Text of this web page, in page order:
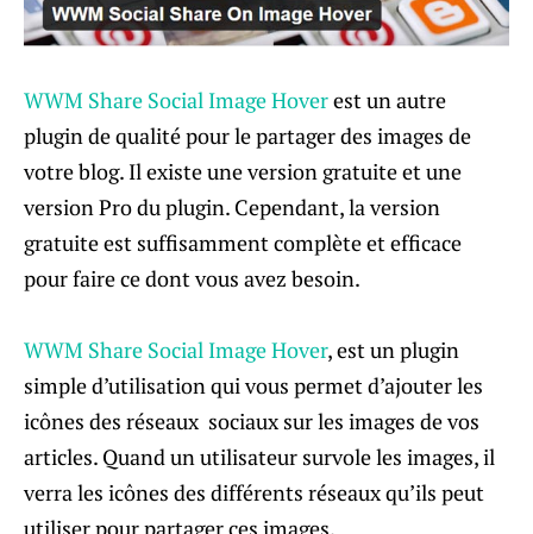
WWM Share Social Image Hoverest un autre
plugin de qualité pour le partager des images de
votre blog. Il existe une version gratuite et une
version Pro du plugin. Cependant, la version
gratuite est suffisamment complète et efficace
pour faire ce dont vous avez besoin.
WWM Share Social Image Hover, est un plugin
simple d’utilisation qui vous permet d’ajouter les
icônes des réseaux sociaux sur les images de vos
articles. Quand un utilisateur survole les images, il
verra les icônes des différents réseaux qu’ils peut